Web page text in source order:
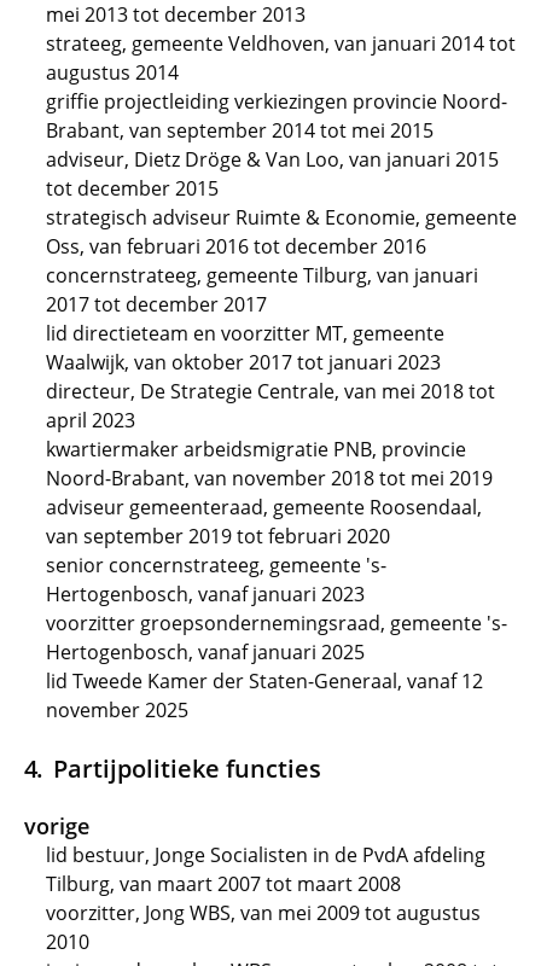
mei 2013 tot december 2013
strateeg, gemeente Veldhoven, van januari 2014 tot
augustus 2014
griffie projectleiding verkiezingen provincie Noord-
Brabant, van september 2014 tot mei 2015
adviseur, Dietz Dröge & Van Loo, van januari 2015
tot december 2015
strategisch adviseur Ruimte & Economie, gemeente
Oss, van februari 2016 tot december 2016
concernstrateeg, gemeente Tilburg, van januari
2017 tot december 2017
lid directieteam en voorzitter MT, gemeente
Waalwijk, van oktober 2017 tot januari 2023
directeur, De Strategie Centrale, van mei 2018 tot
april 2023
kwartiermaker arbeidsmigratie PNB, provincie
Noord-Brabant, van november 2018 tot mei 2019
adviseur gemeenteraad, gemeente Roosendaal,
van september 2019 tot februari 2020
senior concernstrateeg, gemeente 's-
Hertogenbosch, vanaf januari 2023
voorzitter groepsondernemingsraad, gemeente 's-
Hertogenbosch, vanaf januari 2025
lid Tweede Kamer der Staten-Generaal, vanaf 12
november 2025
Partijpolitieke functies
vorige
lid bestuur, Jonge Socialisten in de PvdA afdeling
Tilburg, van maart 2007 tot maart 2008
voorzitter, Jong WBS, van mei 2009 tot augustus
2010